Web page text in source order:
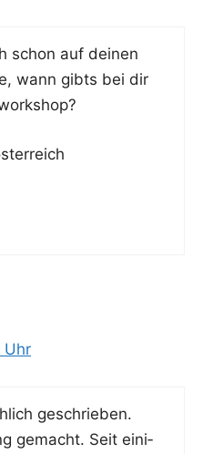
schon auf dei­nen
wann gibts bei dir
Uhr
geschrie­ben.
gemacht. Seit eini­